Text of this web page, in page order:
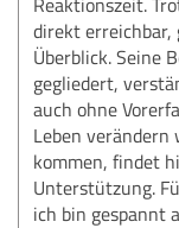
direkt erreichbar,
Überblick. Seine
gegliedert,
auch ohne
Leben
kommen, findet
Unterstützung.
ich bin gespannt